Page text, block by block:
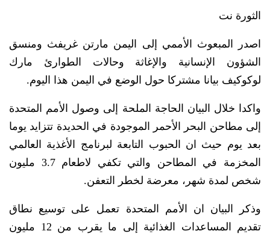
الثورة نت
اصدر المبعوث الأممي إلى اليمن مارتن غريفث ومنسق
الشؤون الإنسانية والإغاثة وحالات الطوارئ مارك
لوكوكيف بيانا مشتركا حول الوضع في اليمن هذا اليوم.
واكدا خلال البيان الحاجة الملحة إلى وصول الأمم المتحدة
إلى مطاحن البحر الأحمر الموجودة في الحديدة تتزايد يوما
بعد يوم حيث ان الحبوب التابعة لبرنامج الأغذية العالمي
المخزمة في المطاحن والتي تكفي لاطعام 3.7 مليون
شخص لمدة شهر، معرضة لخطر التعفن.
وذكر البيان ان الأمم المتحدة تعمل على توسيع نطاق
تقديم المساعدات الغذائية إلى ما يقرب من 12 مليون